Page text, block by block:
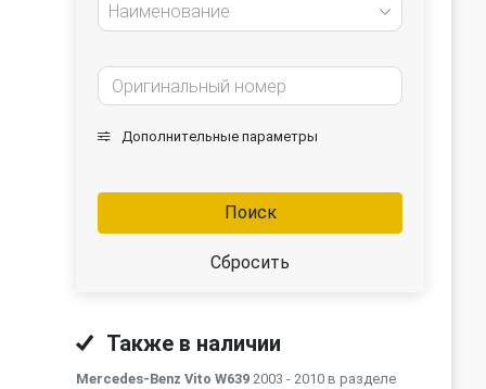
Наименование
Дополнительные параметры
Поиск
Сбросить
Также в наличии
Mercedes-Benz Vito W639 2003 - 2010 в разделе